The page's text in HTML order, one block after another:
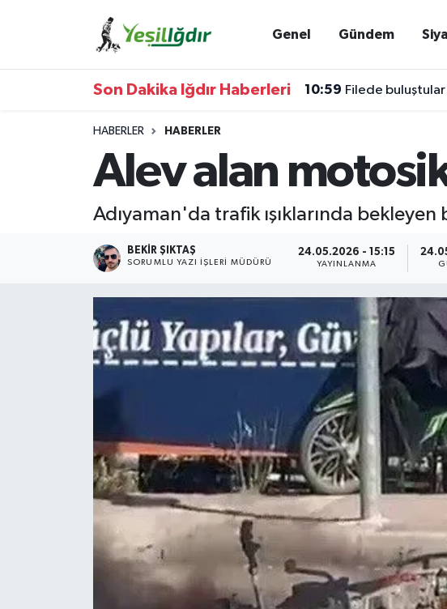
Genel Gündem
Son Dakika Iğdır Haberleri 10:59 Filede buluştular
HABERLER HABERLER
Alev alan
Adıyaman'da trafik ışıklarında
BEKIR ŞIKTAŞ
SORUMLU YAZI İŞLERI MÜDÜRÜ
24.05.2026 - 15:15
YAYINLANMA
Iğdır Trafik Yoğunluk Haritası
Süper Lig Puan Durumu ve Fikstür
Tüm Manşetler
Haber Arşivi